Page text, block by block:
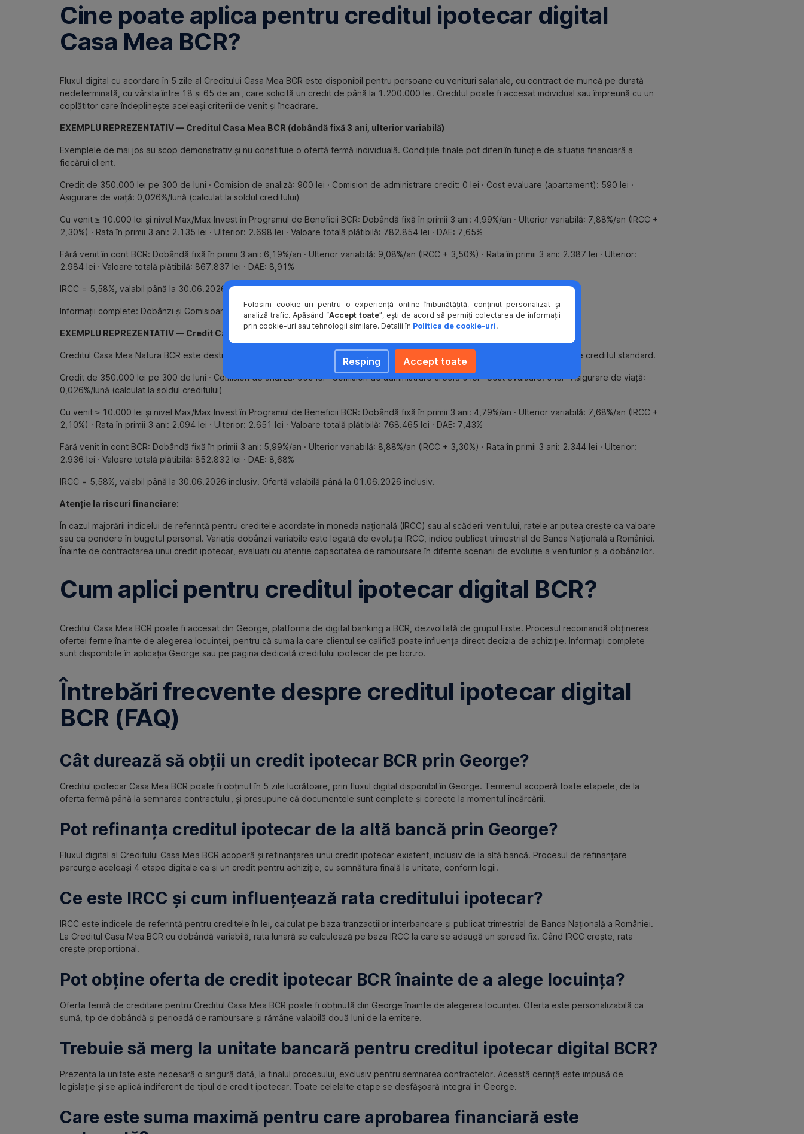
Cine poate aplica pentru creditul ipotecar digital
Casa Mea BCR?
Fluxul digital cu acordare în 5 zile al Creditului Casa Mea BCR este disponibil pentru persoane cu venituri salariale, cu contract de muncă pe durată
nedeterminată, cu vârsta între 18 și 65 de ani, care solicită un credit de până la 1.200.000 lei. Creditul poate fi accesat individual sau împreună cu un
coplătitor care îndeplinește aceleași criterii de venit și încadrare.
EXEMPLU REPREZENTATIV — Creditul Casa Mea BCR (dobândă fixă 3 ani, ulterior variabilă)
Exemplele de mai jos au scop demonstrativ și nu constituie o ofertă fermă individuală. Condițiile finale pot diferi în funcție de situația financiară a
fiecărui client.
Credit de 350.000 lei pe 300 de luni · Comision de analiză: 900 lei · Comision de administrare credit: 0 lei · Cost evaluare (apartament): 590 lei ·
Asigurare de viață: 0,026%/lună (calculat la soldul creditului)
Cu venit ≥ 10.000 lei și nivel Max/Max Invest în Programul de Beneficii BCR: Dobândă fixă în primii 3 ani: 4,99%/an · Ulterior variabilă: 7,88%/an (IRCC +
2,30%) · Rata în primii 3 ani: 2.135 lei · Ulterior: 2.698 lei · Valoare totală plătibilă: 782.854 lei · DAE: 7,65%
Fără venit în cont BCR: Dobândă fixă în primii 3 ani: 6,19%/an · Ulterior variabilă: 9,08%/an (IRCC + 3,50%) · Rata în primii 3 ani: 2.387 lei · Ulterior:
2.984 lei · Valoare totală plătibilă: 867.837 lei · DAE: 8,91%
IRCC = 5,58%, valabil până la 30.06.2026 inclusiv. Ofertă valabilă până la 01.06.2026 inclusiv.
Informații complete: Dobânzi și Comisioane Casa Mea BCR (link intern)
EXEMPLU REPREZENTATIV — Credit Casa Mea Natura BCR cu certificare RoGBC (dobândă fixă 3 ani, ulterior variabilă)
Creditul Casa Mea Natura BCR este destinat achiziției de locuințe cu certificare verde RoGBC și vine cu condiții diferențiate față de creditul standard.
Credit de 350.000 lei pe 300 de luni · Comision de analiză: 900 lei · Comision de administrare credit: 0 lei · Cost evaluare: 0 lei · Asigurare de viață:
0,026%/lună (calculat la soldul creditului)
Cu venit ≥ 10.000 lei și nivel Max/Max Invest în Programul de Beneficii BCR: Dobândă fixă în primii 3 ani: 4,79%/an · Ulterior variabilă: 7,68%/an (IRCC +
2,10%) · Rata în primii 3 ani: 2.094 lei · Ulterior: 2.651 lei · Valoare totală plătibilă: 768.465 lei · DAE: 7,43%
Fără venit în cont BCR: Dobândă fixă în primii 3 ani: 5,99%/an · Ulterior variabilă: 8,88%/an (IRCC + 3,30%) · Rata în primii 3 ani: 2.344 lei · Ulterior:
2.936 lei · Valoare totală plătibilă: 852.832 lei · DAE: 8,68%
IRCC = 5,58%, valabil până la 30.06.2026 inclusiv. Ofertă valabilă până la 01.06.2026 inclusiv.
Atenție la riscuri financiare:
În cazul majorării indicelui de referință pentru creditele acordate în moneda națională (IRCC) sau al scăderii venitului, ratele ar putea crește ca valoare
sau ca pondere în bugetul personal. Variația dobânzii variabile este legată de evoluția IRCC, indice publicat trimestrial de Banca Națională a României.
Înainte de contractarea unui credit ipotecar, evaluați cu atenție capacitatea de rambursare în diferite scenarii de evoluție a veniturilor și a dobânzilor.
Cum aplici pentru creditul ipotecar digital BCR?
Creditul Casa Mea BCR poate fi accesat din George, platforma de digital banking a BCR, dezvoltată de grupul Erste. Procesul recomandă obținerea
ofertei ferme înainte de alegerea locuinței, pentru că suma la care clientul se califică poate influența direct decizia de achiziție. Informații complete
sunt disponibile în aplicația George sau pe pagina dedicată creditului ipotecar de pe bcr.ro.
Întrebări frecvente despre creditul ipotecar digital
BCR (FAQ)
Cât durează să obții un credit ipotecar BCR prin George?
Creditul ipotecar Casa Mea BCR poate fi obținut în 5 zile lucrătoare, prin fluxul digital disponibil în George. Termenul acoperă toate etapele, de la
oferta fermă până la semnarea contractului, și presupune că documentele sunt complete și corecte la momentul încărcării.
Pot refinanța creditul ipotecar de la altă bancă prin George?
Fluxul digital al Creditului Casa Mea BCR acoperă și refinanțarea unui credit ipotecar existent, inclusiv de la altă bancă. Procesul de refinanțare
parcurge aceleași 4 etape digitale ca și un credit pentru achiziție, cu semnătura finală la unitate, conform legii.
Ce este IRCC și cum influențează rata creditului ipotecar?
IRCC este indicele de referință pentru creditele în lei, calculat pe baza tranzacțiilor interbancare și publicat trimestrial de Banca Națională a României.
La Creditul Casa Mea BCR cu dobândă variabilă, rata lunară se calculează pe baza IRCC la care se adaugă un spread fix. Când IRCC crește, rata
crește proporțional.
Pot obține oferta de credit ipotecar BCR înainte de a alege locuința?
Oferta fermă de creditare pentru Creditul Casa Mea BCR poate fi obținută din George înainte de alegerea locuinței. Oferta este personalizabilă ca
sumă, tip de dobândă și perioadă de rambursare și rămâne valabilă două luni de la emitere.
Trebuie să merg la unitate bancară pentru creditul ipotecar digital BCR?
Prezența la unitate este necesară o singură dată, la finalul procesului, exclusiv pentru semnarea contractelor. Această cerință este impusă de
legislație și se aplică indiferent de tipul de credit ipotecar. Toate celelalte etape se desfășoară integral în George.
Care este suma maximă pentru care aprobarea financiară este
Folosim cookie-uri pentru o experiență online îmbunătățită, conținut personalizat și
analiză trafic. Apăsând “Accept toate”, ești de acord să permiți colectarea de informații
prin cookie-uri sau tehnologii similare. Detalii în Politica de cookie-uri.
Resping Accept toate